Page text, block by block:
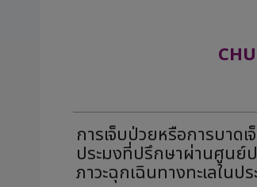
การเจ็บป่วยหรือการบาดเ
ประมงที่ปรึกษาผ่านศูนย์ป
ภาวะฉุกเฉินทางทะเลในป